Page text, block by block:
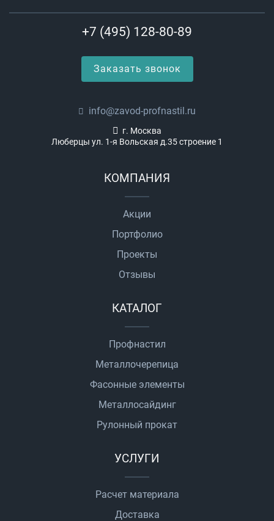
+7 (495) 128-80-89
Заказать звонок
info@zavod-profnastil.ru
г. Москва
Люберцы ул. 1-я Вольская д.35 строение 1
КОМПАНИЯ
Акции
Портфолио
Проекты
Отзывы
КАТАЛОГ
Профнастил
Металлочерепица
Фасонные элементы
Металлосайдинг
Рулонный прокат
УСЛУГИ
Расчет материала
Доставка